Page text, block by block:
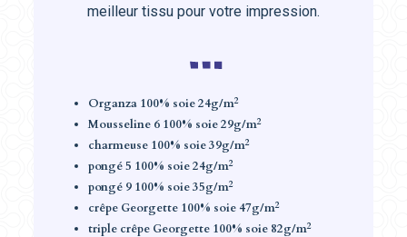
meilleur tissu pour votre impression.
Organza 100% soie 24g/m2
Mousseline 6 100% soie 29g/m2
charmeuse 100% soie 39g/m2
pongé 5 100% soie 24g/m2
pongé 9 100% soie 35g/m2
crêpe Georgette 100% soie 47g/m2
triple crêpe Georgette 100% soie 82g/m2